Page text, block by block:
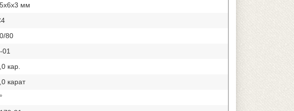
мм
80
01
кар.
карат